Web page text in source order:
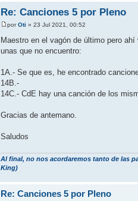
Re: Canciones 5 por Pleno
porOti » 23 Jul 2021, 00:52
Maestro en el vagón de último pero
unas que no encuentro:
1A.- Se que es, he encontrado
14B.-
14C.- CdE hay una canción de los
Gracias de antemano.
Saludos
Al final, no nos acordaremos tanto de las
King)
Re: Canciones 5 por Pleno